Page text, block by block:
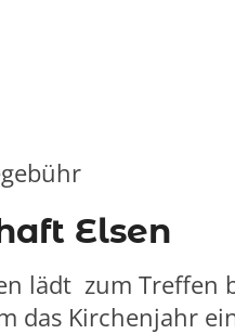
Elsen
lädt zum
das Kirchenjahr